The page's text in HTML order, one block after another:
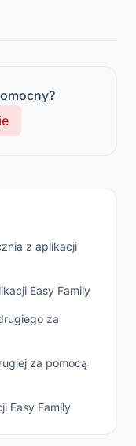
z aplikacji
Easy Family
za
za pomocą
Easy Family